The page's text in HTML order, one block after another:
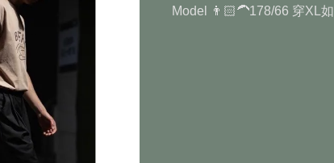
Model 👨🏻‍🦱178/66 穿XL